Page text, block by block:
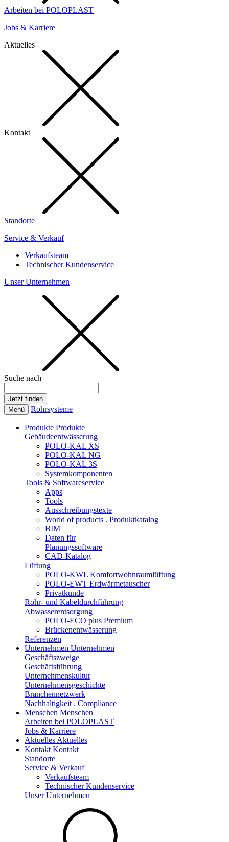
Arbeiten bei POLOPLAST
Jobs & Karriere
Aktuelles
Kontakt
Standorte
Service & Verkauf
Verkaufsteam
Technischer Kundenservice
Unser Unternehmen
Suche nach
Menü Rohrsysteme
Produkte Produkte
Gebäudeentwässerung
POLO-KAL XS
POLO-KAL NG
POLO-KAL 3S
Systemkomponenten
Tools & Softwareservice
Apps
Tools
Ausschreibungstexte
World of products . Produktkatalog
BIM
Daten für
Planungssoftware
CAD-Katalog
Lüftung
POLO-KWL Komfortwohnraumlüftung
POLO-EWT Erdwärmetauscher
Privatkunde
Rohr- und Kabeldurchführung
Abwasserentsorgung
POLO-ECO plus Premium
Brückenentwässerung
Referenzen
Unternehmen Unternehmen
Geschäftszweige
Geschäftsführung
Unternehmenskultur
Unternehmensgeschichte
Branchennetzwerk
Nachhaltigkeit . Compliance
Menschen Menschen
Arbeiten bei POLOPLAST
Jobs & Karriere
Aktuelles Aktuelles
Kontakt Kontakt
Standorte
Service & Verkauf
Verkaufsteam
Technischer Kundenservice
Unser Unternehmen